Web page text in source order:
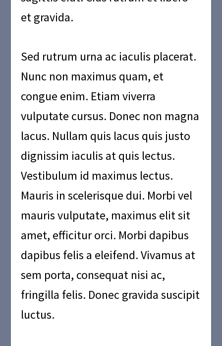
et gravida.
Sed rutrum urna ac iaculis placerat.
Nunc non maximus quam, et
congue enim. Etiam viverra
vulputate cursus. Donec non magna
lacus. Nullam quis lacus quis justo
dignissim iaculis at quis lectus.
Vestibulum id maximus lectus.
Mauris in scelerisque dui. Morbi vel
mauris vulputate, maximus elit sit
amet, efficitur orci. Morbi dapibus
dapibus felis a eleifend. Vivamus at
sem porta, consequat nisi ac,
fringilla felis. Donec gravida suscipit
luctus.